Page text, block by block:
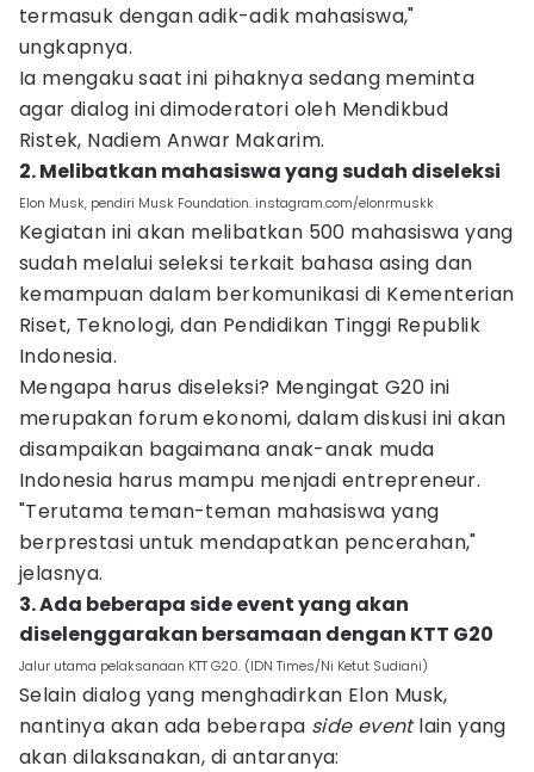
termasuk dengan adik-adik mahasiswa,"
ungkapnya.
Ia mengaku saat ini pihaknya sedang meminta
agar dialog ini dimoderatori oleh Mendikbud
Ristek, Nadiem Anwar Makarim.
2. Melibatkan mahasiswa yang sudah diseleksi
Elon Musk, pendiri Musk Foundation. instagram.com/elonrmuskk
Kegiatan ini akan melibatkan 500 mahasiswa yang
sudah melalui seleksi terkait bahasa asing dan
kemampuan dalam berkomunikasi di Kementerian
Riset, Teknologi, dan Pendidikan Tinggi Republik
Indonesia.
Mengapa harus diseleksi? Mengingat G20 ini
merupakan forum ekonomi, dalam diskusi ini akan
disampaikan bagaimana anak-anak muda
Indonesia harus mampu menjadi entrepreneur.
"Terutama teman-teman mahasiswa yang
berprestasi untuk mendapatkan pencerahan,"
jelasnya.
3. Ada beberapa side event yang akan
diselenggarakan bersamaan dengan KTT G20
Jalur utama pelaksanaan KTT G20. (IDN Times/Ni Ketut Sudiani)
Selain dialog yang menghadirkan Elon Musk,
nantinya akan ada beberapa side eventlain yang
akan dilaksanakan, di antaranya: